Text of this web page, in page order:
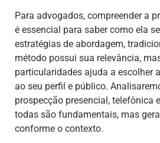
Para advogados, compreender a
é essencial para saber como ela
estratégias de abordagem,
método possui sua relevância,
particularidades ajuda a escolher
ao seu perfil e público.
prospecção presencial, telefônica
todas são fundamentais, mas
conforme o contexto.